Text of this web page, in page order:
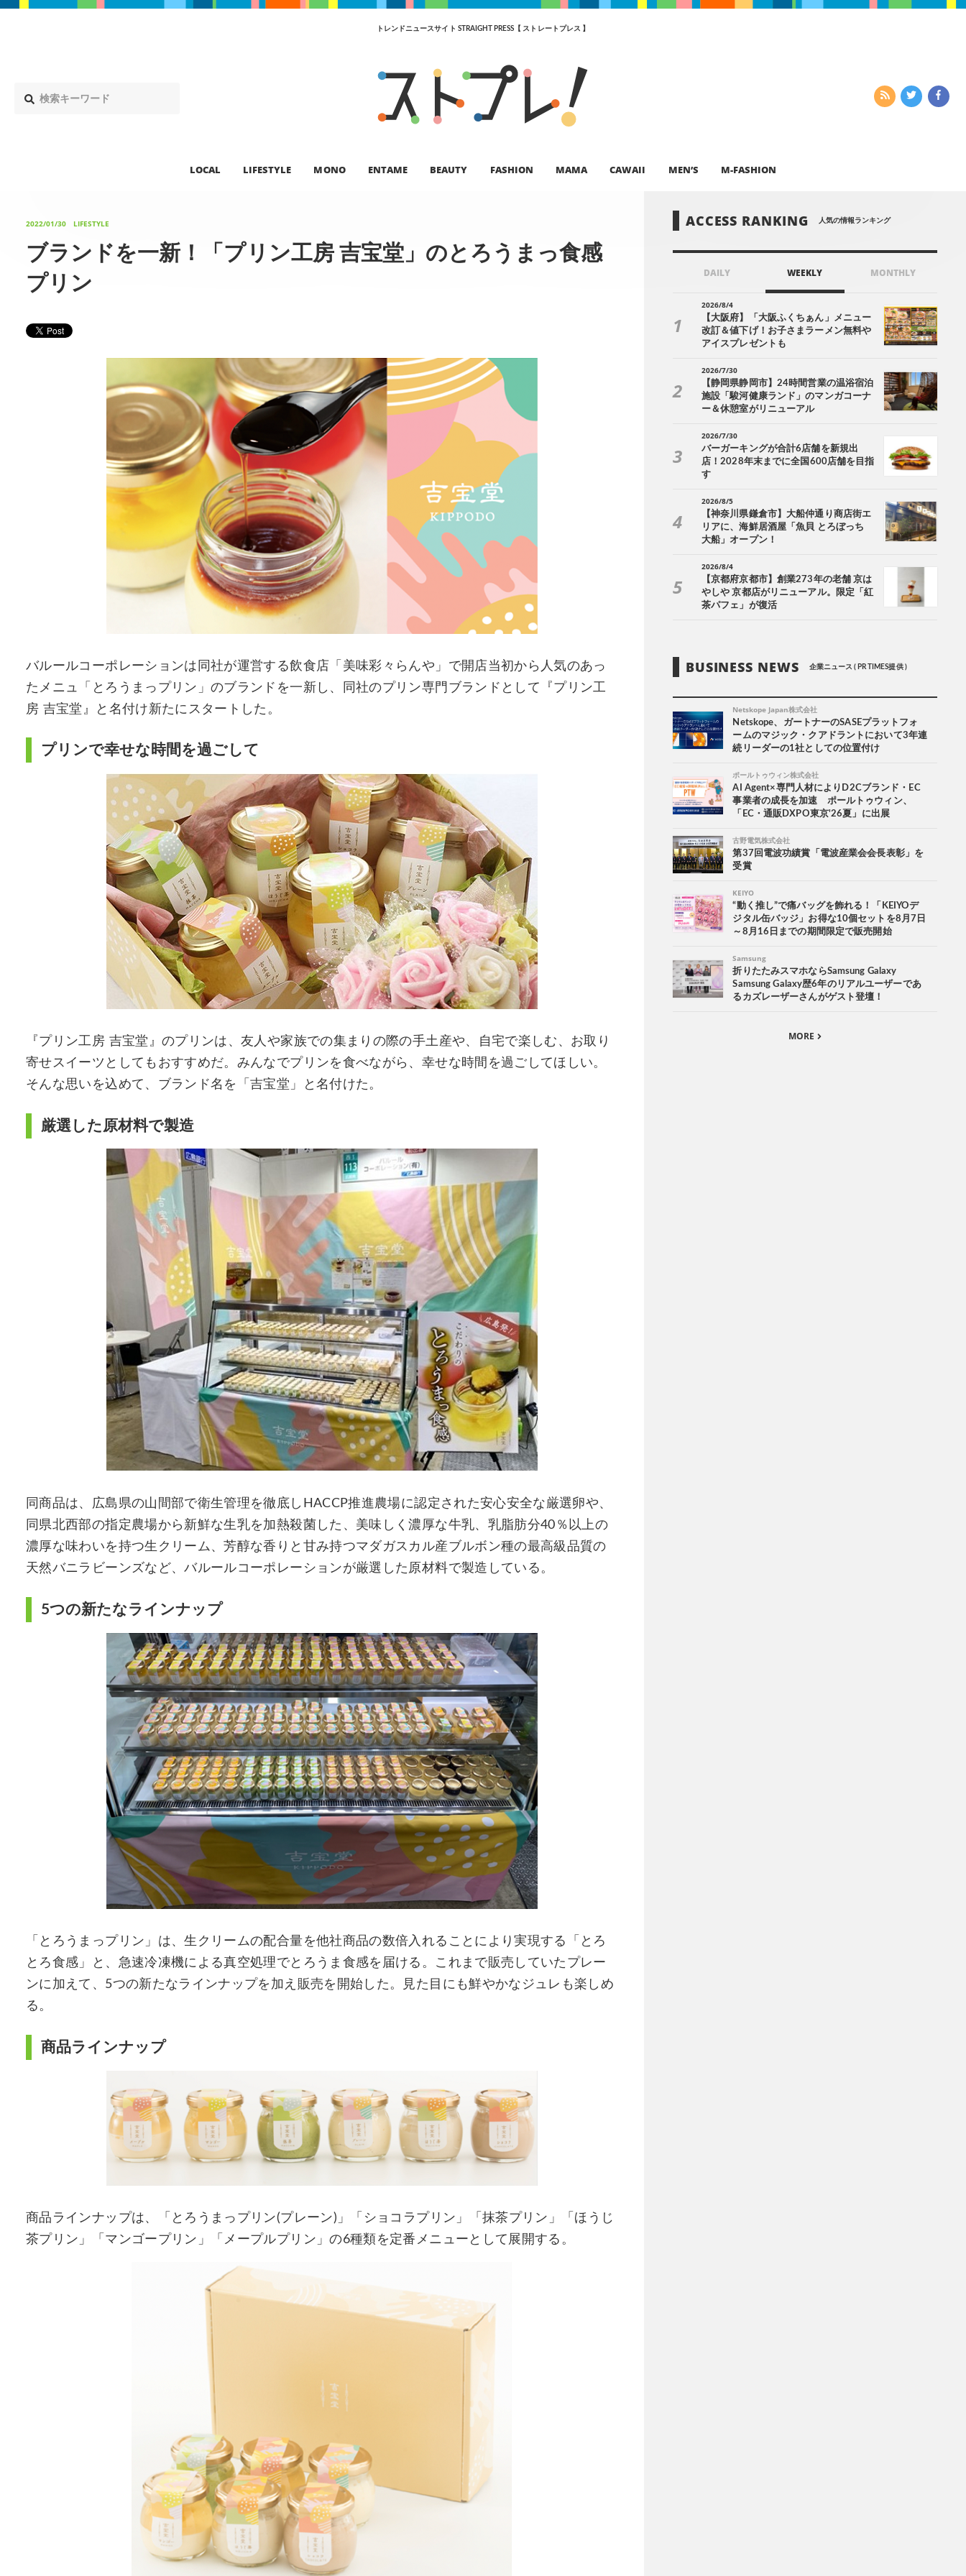
トレンドニュースサイト STRAIGHT PRESS【 ストレートプレス 】
LOCAL LIFESTYLE MONO ENTAME BEAUTY FASHION MAMA CAWAII MEN’S M-FASHION
2022/01/30 LIFESTYLE
ブランドを一新！「プリン工房 吉宝堂」のとろうまっ食感
プリン
バルールコーポレーションは同社が運営する飲食店「美味彩々らんや」で開店当初から人気のあっ
たメニュ「とろうまっプリン」のブランドを一新し、同社のプリン専門ブランドとして『プリン工
房 吉宝堂』と名付け新たにスタートした。
プリンで幸せな時間を過ごして
『プリン工房 吉宝堂』のプリンは、友人や家族での集まりの際の手土産や、自宅で楽しむ、お取り
寄せスイーツとしてもおすすめだ。みんなでプリンを食べながら、幸せな時間を過ごしてほしい。
そんな思いを込めて、ブランド名を「吉宝堂」と名付けた。
厳選した原材料で製造
同商品は、広島県の山間部で衛生管理を徹底しHACCP推進農場に認定された安心安全な厳選卵や、
同県北西部の指定農場から新鮮な生乳を加熱殺菌した、美味しく濃厚な牛乳、乳脂肪分40％以上の
濃厚な味わいを持つ生クリーム、芳醇な香りと甘み持つマダガスカル産ブルボン種の最高級品質の
天然バニラビーンズなど、バルールコーポレーションが厳選した原材料で製造している。
5つの新たなラインナップ
「とろうまっプリン」は、生クリームの配合量を他社商品の数倍入れることにより実現する「とろ
とろ食感」と、急速冷凍機による真空処理でとろうま食感を届ける。これまで販売していたプレー
ンに加えて、5つの新たなラインナップを加え販売を開始した。見た目にも鮮やかなジュレも楽しめ
る。
商品ラインナップ
商品ラインナップは、「とろうまっプリン(プレーン)」「ショコラプリン」「抹茶プリン」「ほうじ
茶プリン」「マンゴープリン」「メープルプリン」の6種類を定番メニューとして展開する。
ACCESS RANKING 人気の情報ランキング
DAILY WEEKLY MONTHLY
2026/8/4
【大阪府】「大阪ふくちぁん」メニュー
改訂＆値下げ！お子さまラーメン無料や
アイスプレゼントも
2026/7/30
【静岡県静岡市】24時間営業の温浴宿泊
施設「駿河健康ランド」のマンガコーナ
ー＆休憩室がリニューアル
2026/7/30
バーガーキングが合計6店舗を新規出
店！2028年末までに全国600店舗を目指
す
2026/8/5
【神奈川県鎌倉市】大船仲通り商店街エ
リアに、海鮮居酒屋「魚貝 とろぼっち
大船」オープン！
2026/8/4
【京都府京都市】創業273年の老舗 京は
やしや 京都店がリニューアル。限定「紅
茶パフェ」が復活
BUSINESS NEWS 企業ニュース ( PR TIMES提供 )
Netskope Japan株式会社
Netskope、ガートナーのSASEプラットフォ
ームのマジック・クアドラントにおいて3年連
続リーダーの1社としての位置付け
ポールトゥウィン株式会社
AI Agent×専門人材によりD2Cブランド・EC
事業者の成長を加速 ポールトゥウィン、
「EC・通販DXPO東京'26夏」に出展
古野電気株式会社
第37回電波功績賞「電波産業会会長表彰」を
受賞
KEIYO
“動く推し”で痛バッグを飾れる！「KEIYOデ
ジタル缶バッジ」お得な10個セットを8月7日
～8月16日までの期間限定で販売開始
Samsung
折りたたみスマホならSamsung Galaxy
Samsung Galaxy歴6年のリアルユーザーであ
るカズレーザーさんがゲスト登壇！
MORE